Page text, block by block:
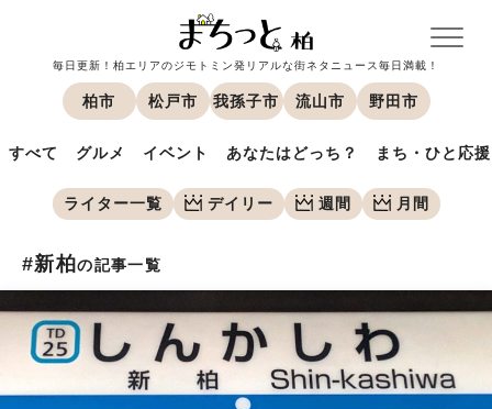
毎日更新！柏エリアのジモトミン発リアルな街ネタニュース毎日満載！
柏市 松戸市 我孫子市 流山市 野田市
すべて グルメ イベント あなたはどっち？ まち・ひと応援
ライター一覧 デイリー 週間 月間
#新柏の記事一覧